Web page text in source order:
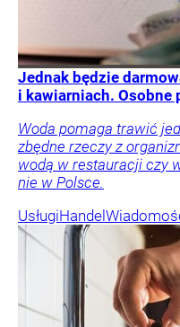
Jednak będzie
i kawiarniach. Osobne
Woda pomaga trawić
zbędne rzeczy z
wodą w restauracji czy
nie w Polsce.
UsługiHandel